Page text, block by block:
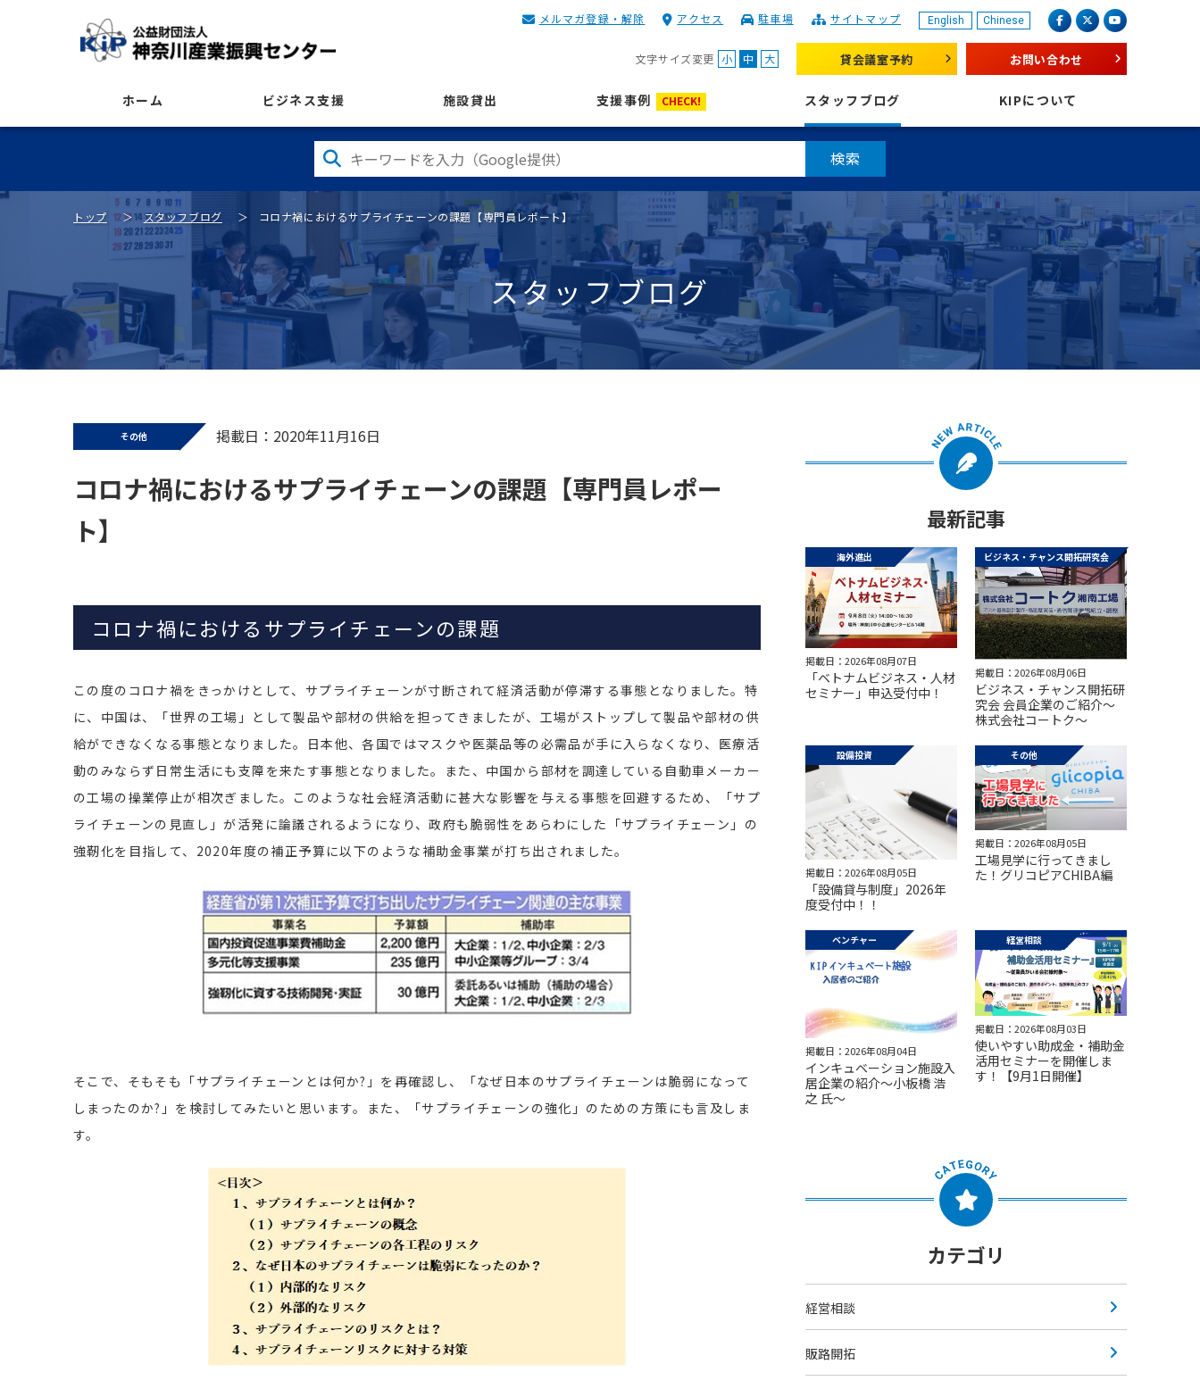
KIP | 公益財団法人 神奈川産業振興センター English Chinese facebookX（旧 twitter）
youtube
メルマガ登録・解除 アクセス 駐車場 サイトマップ
文字サイズ変更 小 中 大 貸会議室予約 お問い合わせ
ホーム ビジネス支援 施設貸出 支援事例 CHECK! スタッフブログ KIPについて
検索
トップ スタッフブログ コロナ禍におけるサプライチェーンの課題【専門員レポート】
スタッフブログ
その他 掲載日：2020年11月16日
コロナ禍におけるサプライチェーンの課題【専門員レポー
ト】
コロナ禍におけるサプライチェーンの課題
この度のコロナ禍をきっかけとして、サプライチェーンが寸断されて経済活動が停滞する事態となりました。特
に、中国は、「世界の工場」として製品や部材の供給を担ってきましたが、工場がストップして製品や部材の供
給ができなくなる事態となりました。日本他、各国ではマスクや医薬品等の必需品が手に入らなくなり、医療活
動のみならず日常生活にも支障を来たす事態となりました。また、中国から部材を調達している自動車メーカー
の工場の操業停止が相次ぎました。このような社会経済活動に甚大な影響を与える事態を回避するため、「サプ
ライチェーンの見直し」が活発に論議されるようになり、政府も脆弱性をあらわにした「サプライチェーン」の
強靭化を目指して、2020年度の補正予算に以下のような補助金事業が打ち出されました。
そこで、そもそも「サプライチェーンとは何か?」を再確認し、「なぜ日本のサプライチェーンは脆弱になって
しまったのか?」を検討してみたいと思います。また、「サプライチェーンの強化」のための方策にも言及しま
す。
最新記事
海外進出
掲載日：2026年08月07日
「ベトナムビジネス・人材
セミナー」申込受付中！
ビジネス・チャンス開拓研究会
掲載日：2026年08月06日
ビジネス・チャンス開拓研
究会 会員企業のご紹介～
株式会社コートク～
設備投資
掲載日：2026年08月05日
「設備貸与制度」2026年
度受付中！！
その他
掲載日：2026年08月05日
工場見学に行ってきまし
た！グリコピアCHIBA編
ベンチャー
掲載日：2026年08月04日
インキュベーション施設入
居企業の紹介～小板橋 浩
之 氏～
経営相談
掲載日：2026年08月03日
使いやすい助成金・補助金
活用セミナーを開催しま
す！【9月1日開催】
カテゴリ
経営相談
販路開拓